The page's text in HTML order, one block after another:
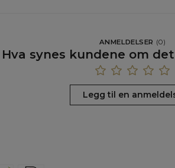
ANMELDELSER (0)
Hva synes kundene om
Legg til en